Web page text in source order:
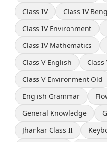
Class IV
Class IV
Class IV Environment
Class IV Mathematics
Class V English
Class V Environment Old
English Grammar
General Knowledge
Jhankar Class II